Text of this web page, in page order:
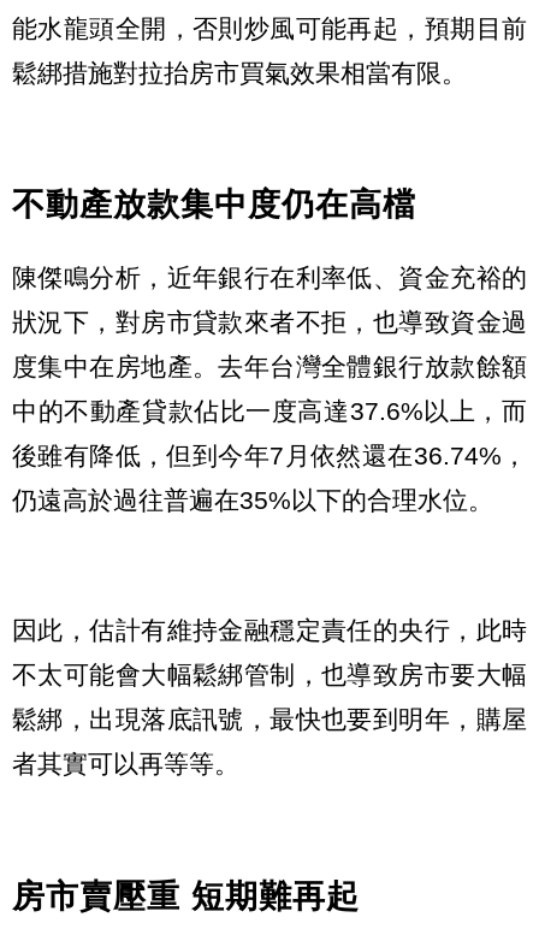
能水龍頭全開，否則炒風可能再起，預期目前
鬆綁措施對拉抬房市買氣效果相當有限。
不動產放款集中度仍在高檔
陳傑鳴分析，近年銀行在利率低、資金充裕的
狀況下，對房市貸款來者不拒，也導致資金過
度集中在房地產。去年台灣全體銀行放款餘額
中的不動產貸款佔比一度高達37.6%以上，而
後雖有降低，但到今年7月依然還在36.74%，
仍遠高於過往普遍在35%以下的合理水位。
因此，估計有維持金融穩定責任的央行，此時
不太可能會大幅鬆綁管制，也導致房市要大幅
鬆綁，出現落底訊號，最快也要到明年，購屋
者其實可以再等等。
房市賣壓重 短期難再起